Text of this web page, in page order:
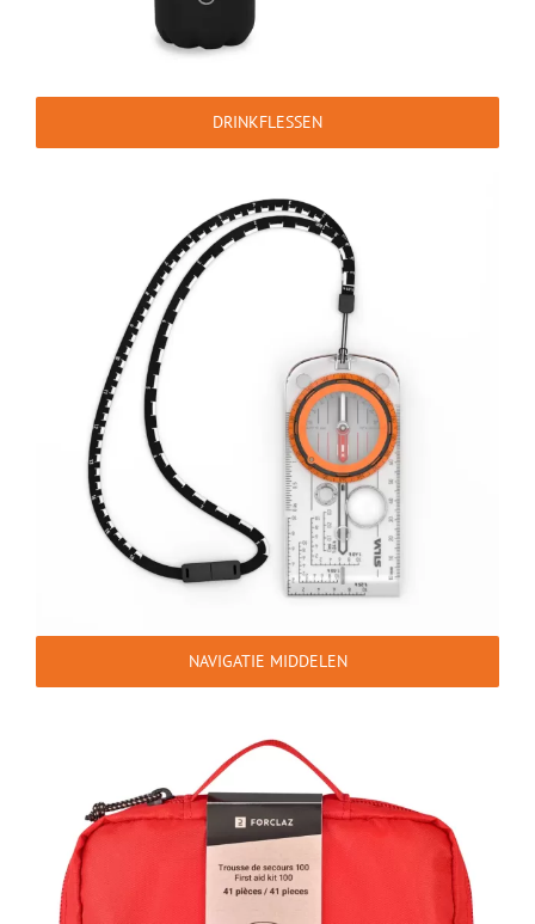
DRINKFLESSEN
NAVIGATIE MIDDELEN